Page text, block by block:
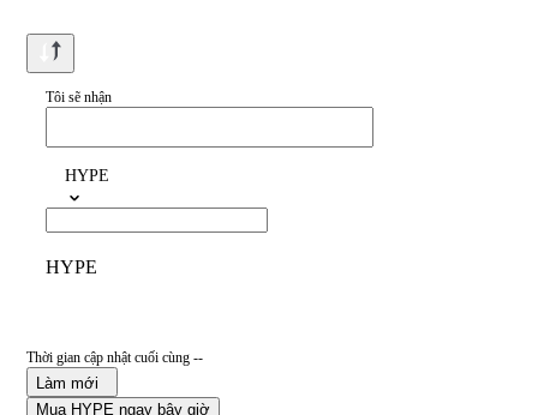
Tôi sẽ nhận
HYPE
HYPE
Thời gian cập nhật cuối cùng --
Làm mới
Mua HYPE ngay bây giờ